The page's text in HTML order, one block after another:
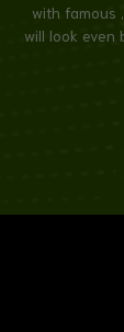
with famous
will look even